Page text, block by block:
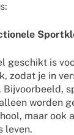
geschikt is
zodat je in
worden
maar ook
leven.